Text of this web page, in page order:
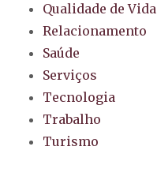
Qualidade de Vida
Relacionamento
Saúde
Serviços
Tecnologia
Trabalho
Turismo